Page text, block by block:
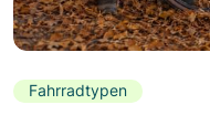
Fahrradtypen